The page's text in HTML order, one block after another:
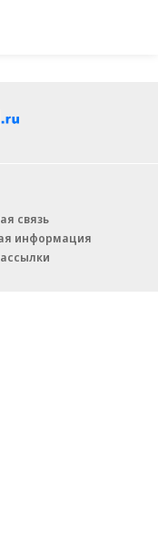
связь
информация